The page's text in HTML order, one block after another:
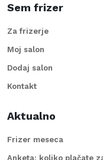
Sem frizer
Za frizerje
Moj salon
Dodaj salon
Kontakt
Aktualno
Frizer meseca
Anketa: koliko plačate